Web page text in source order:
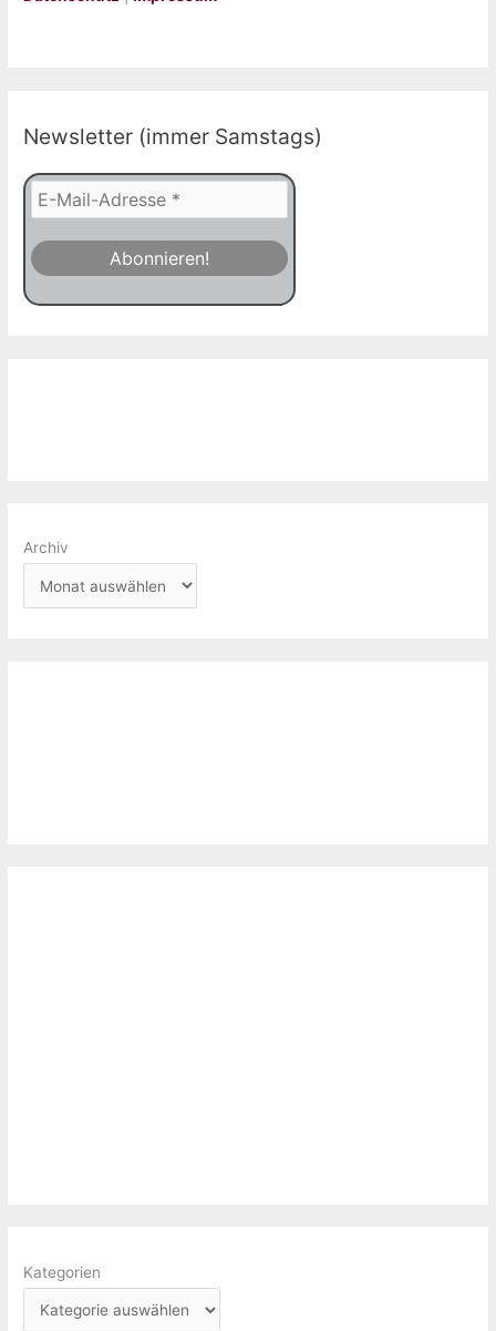
Newsletter (immer Samstags)
Archiv
Kategorien